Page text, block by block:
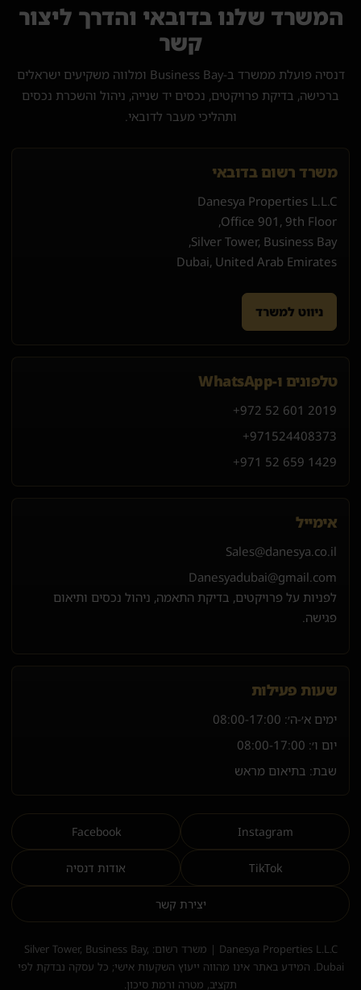
המשרד שלנו בדובאי והדרך ליצור
קשר
דנסיה פועלת ממשרד ב-Business Bay ומלווה משקיעים ישראלים
ברכישה, בדיקת פרויקטים, נכסים יד שנייה, ניהול והשכרת נכסים
ותהליכי מעבר לדובאי.
משרד רשום בדובאי
Danesya Properties L.L.C
Office 901, 9th Floor,
Silver Tower, Business Bay,
Dubai, United Arab Emirates
ניווט למשרד
טלפונים ו-WhatsApp
+972 52 601 2019
+971 524408373
+971 52 659 1429
אימייל
Sales@danesya.co.il
Danesyadubai@gmail.com
לפניות על פרויקטים, בדיקת התאמה, ניהול נכסים ותיאום
פגישה.
שעות פעילות
ימים א׳-ה׳: 08:00-17:00
יום ו׳: 08:00-17:00
שבת: בתיאום מראש
Instagram
Facebook
TikTok אודות דנסיה
יצירת קשר
Danesya Properties L.L.C | משרד רשום: Silver Tower, Business Bay,
Dubai. המידע באתר אינו מהווה ייעוץ השקעות אישי; כל עסקה נבדקת לפי
תקציב, מטרה ורמת סיכון.